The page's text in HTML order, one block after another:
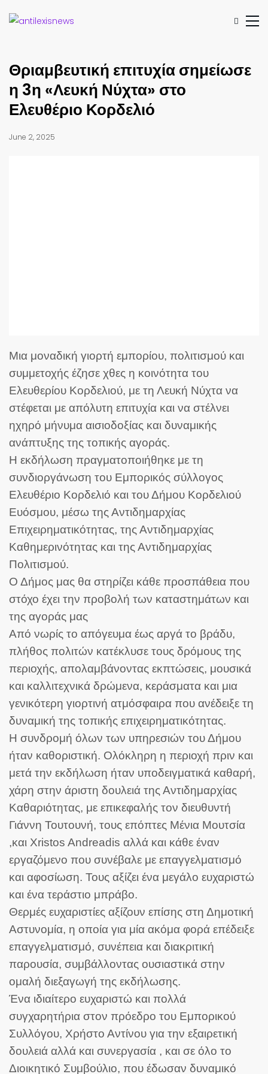
Θριαμβευτική επιτυχία σημείωσε
η 3η «Λευκή Νύχτα» στο
Ελευθέριο Κορδελιό
June 2, 2025
Μια μοναδική γιορτή εμπορίου, πολιτισμού και
συμμετοχής έζησε χθες η κοινότητα του
Ελευθερίου Κορδελιού, με τη Λευκή Νύχτα να
στέφεται με απόλυτη επιτυχία και να στέλνει
ηχηρό μήνυμα αισιοδοξίας και δυναμικής
ανάπτυξης της τοπικής αγοράς.
Η εκδήλωση πραγματοποιήθηκε με τη
συνδιοργάνωση του Εμπορικός σύλλογος
Ελευθέριο Κορδελιό και του Δήμου Κορδελιού
Ευόσμου, μέσω της Αντιδημαρχίας
Επιχειρηματικότητας, της Αντιδημαρχίας
Καθημερινότητας και της Αντιδημαρχίας
Πολιτισμού.
Ο Δήμος μας θα στηρίζει κάθε προσπάθεια που
στόχο έχει την προβολή των καταστημάτων και
της αγοράς μας
Από νωρίς το απόγευμα έως αργά το βράδυ,
πλήθος πολιτών κατέκλυσε τους δρόμους της
περιοχής, απολαμβάνοντας εκπτώσεις, μουσικά
και καλλιτεχνικά δρώμενα, κεράσματα και μια
γενικότερη γιορτινή ατμόσφαιρα που ανέδειξε τη
δυναμική της τοπικής επιχειρηματικότητας.
Η συνδρομή όλων των υπηρεσιών του Δήμου
ήταν καθοριστική. Ολόκληρη η περιοχή πριν και
μετά την εκδήλωση ήταν υποδειγματικά καθαρή,
χάρη στην άριστη δουλειά της Αντιδημαρχίας
Καθαριότητας, με επικεφαλής τον διευθυντή
Γιάννη Τουτουνή, τους επόπτες Μένια Μουτσία
,και Xristos Andreadis αλλά και κάθε έναν
εργαζόμενο που συνέβαλε με επαγγελματισμό
και αφοσίωση. Τους αξίζει ένα μεγάλο ευχαριστώ
και ένα τεράστιο μπράβο.
Θερμές ευχαριστίες αξίζουν επίσης στη Δημοτική
Αστυνομία, η οποία για μία ακόμα φορά επέδειξε
επαγγελματισμό, συνέπεια και διακριτική
παρουσία, συμβάλλοντας ουσιαστικά στην
ομαλή διεξαγωγή της εκδήλωσης.
Ένα ιδιαίτερο ευχαριστώ και πολλά
συγχαρητήρια στον πρόεδρο του Εμπορικού
Συλλόγου, Χρήστο Αντίνου για την εξαιρετική
δουλειά αλλά και συνεργασία , και σε όλο το
Διοικητικό Συμβούλιο, που έδωσαν δυναμικό